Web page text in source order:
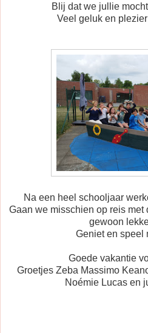
Blij dat we jullie
Veel geluk en
Na een heel schooljaar
Gaan we misschien op reis met
gewoon
Geniet en speel
Goede vakantie
Groetjes Zeba Massimo
Noémie Lucas en